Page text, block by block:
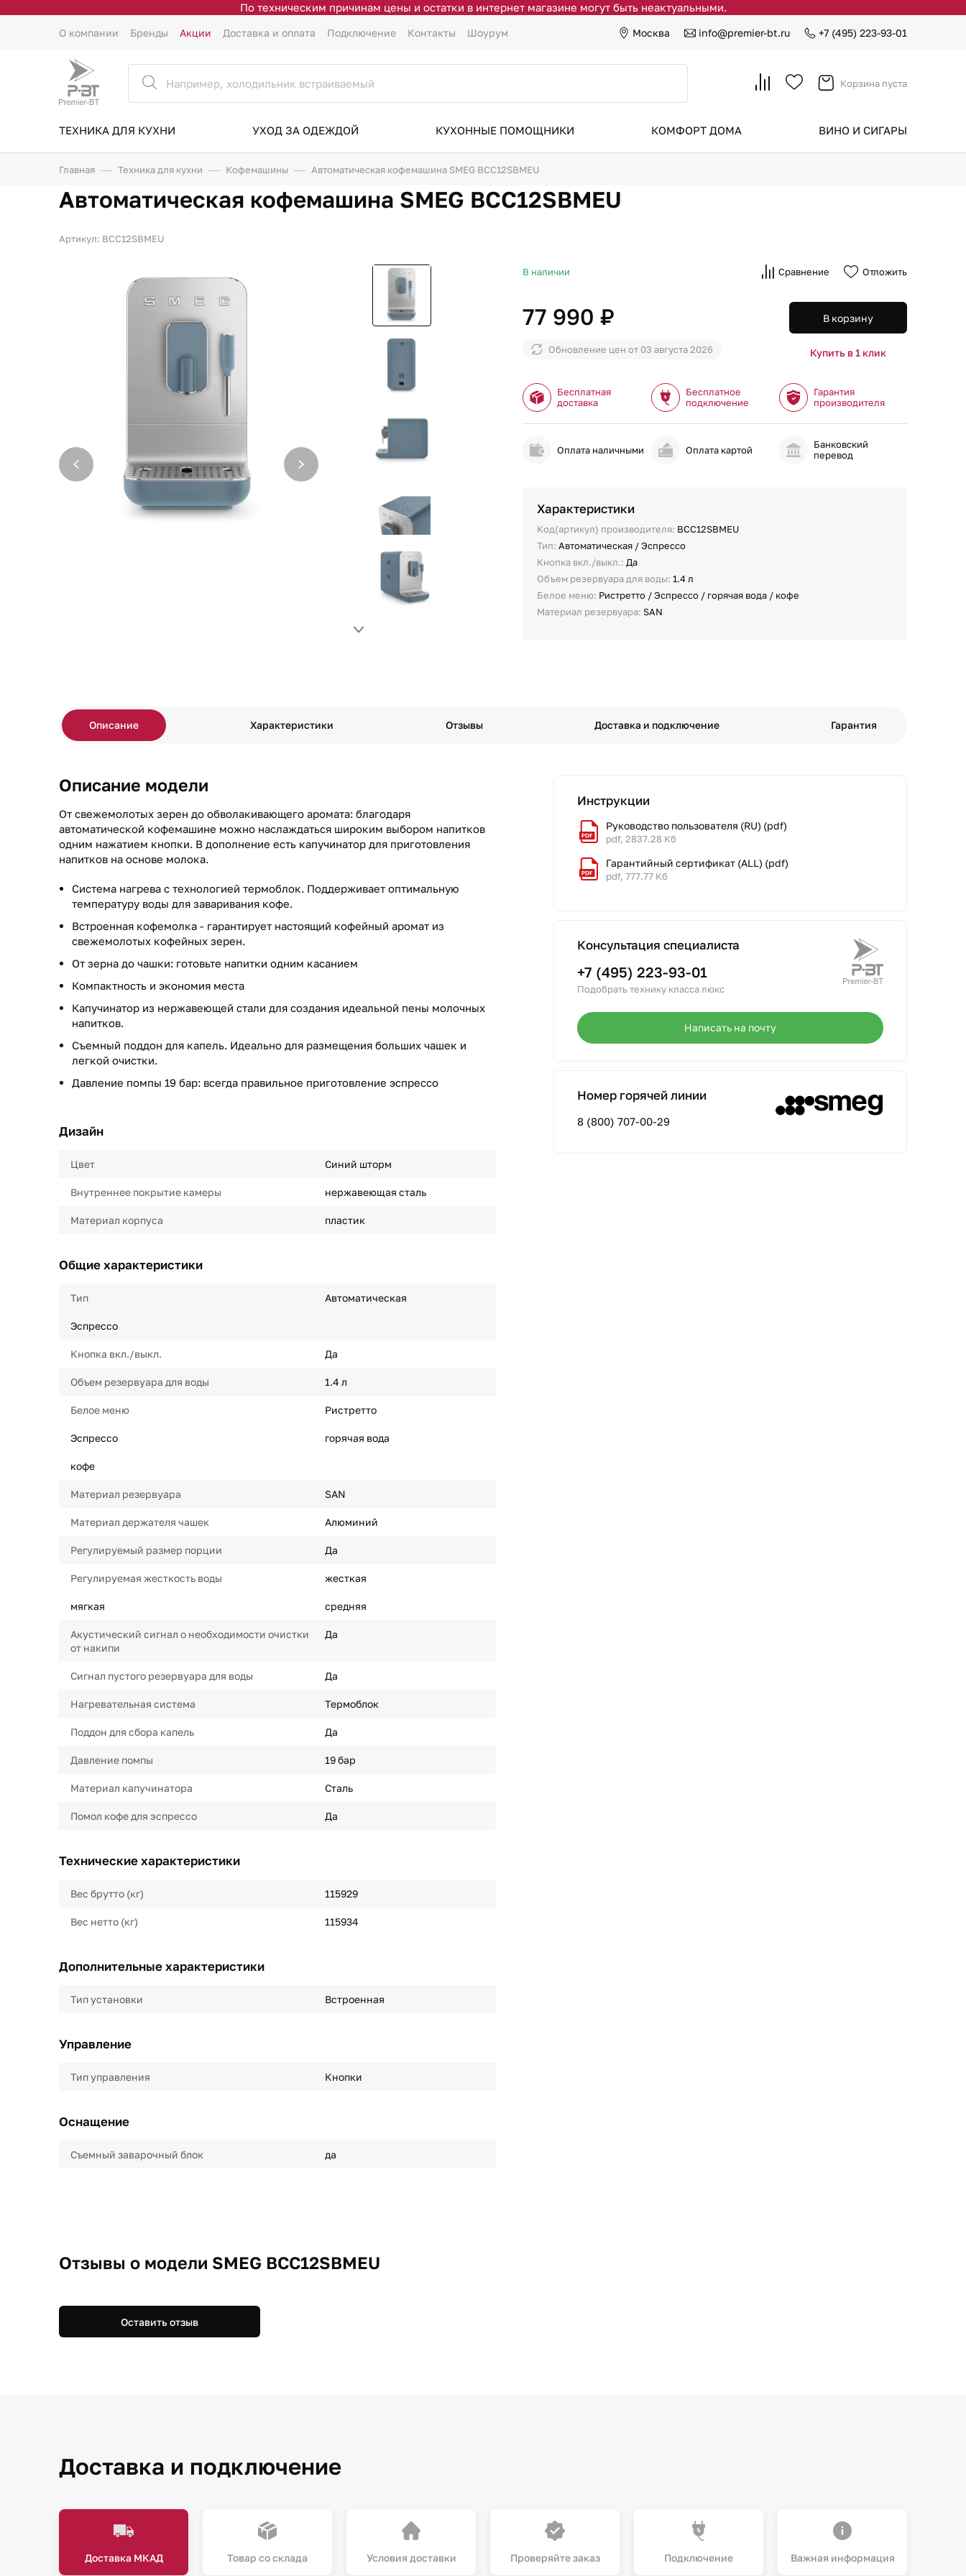
По техническим причинам цены и остатки в интернет магазине могут быть неактуальными.
О компании Бренды Акции Доставка и оплата Подключение Контакты Шоурум Москва info@premier-bt.ru +7 (495) 223-93-01
Корзина пуста
ТЕХНИКА ДЛЯ КУХНИ УХОД ЗА ОДЕЖДОЙ КУХОННЫЕ ПОМОЩНИКИ КОМФОРТ ДОМА ВИНО И СИГАРЫ
Главная Техника для кухни Кофемашины Автоматическая кофемашина SMEG BCC12SBMEU
Автоматическая кофемашина SMEG BCC12SBMEU
Артикул: BCC12SBMEU
В наличии Сравнение Отложить
77 990 ₽
Обновление цен от 03 августа 2026
В корзину
Купить в 1 клик
Бесплатная
доставка
Бесплатное
подключение
Гарантия
производителя
Оплата наличными Оплата картой
Банковский
перевод
Характеристики
Код(артикул) производителя: BCC12SBMEU
Тип:Автоматическая / Эспрессо
Кнопка вкл./выкл.: Да
Объем резервуара для воды:1.4 л
Белое меню: Ристретто / Эспрессо / горячая вода / кофе
Материал резервуара: SAN
Описание Характеристики Отзывы Доставка и подключение Гарантия
Описание модели
От свежемолотых зерен до обволакивающего аромата: благодаря
автоматической кофемашине можно наслаждаться широким выбором напитков
одним нажатием кнопки. В дополнение есть капучинатор для приготовления
напитков на основе молока.
Система нагрева с технологией термоблок. Поддерживает оптимальную
температуру воды для заваривания кофе.
Встроенная кофемолка - гарантирует настоящий кофейный аромат из
свежемолотых кофейных зерен.
От зерна до чашки: готовьте напитки одним касанием
Компактность и экономия места
Капучинатор из нержавеющей стали для создания идеальной пены молочных
напитков.
Съемный поддон для капель. Идеально для размещения больших чашек и
легкой очистки.
Давление помпы 19 бар: всегда правильное приготовление эспрессо
Дизайн
Цвет Синий шторм
Внутреннее покрытие камеры нержавеющая сталь
Материал корпуса пластик
Общие характеристики
Тип Автоматическая
Эспрессо
Кнопка вкл./выкл. Да
Объем резервуара для воды 1.4 л
Белое меню Ристретто
Эспрессо горячая вода
кофе
Материал резервуара SAN
Материал держателя чашек Алюминий
Регулируемый размер порции Да
Регулируемая жесткость воды жесткая
мягкая средняя
Акустический сигнал о необходимости очистки
от накипи
Да
Сигнал пустого резервуара для воды Да
Нагревательная система Термоблок
Поддон для сбора капель Да
Давление помпы 19 бар
Материал капучинатора Сталь
Помол кофе для эспрессо Да
Технические характеристики
Вес брутто (кг) 115929
Вес нетто (кг) 115934
Дополнительные характеристики
Тип установки Встроенная
Управление
Тип управления Кнопки
Оснащение
Съемный заварочный блок да
Инструкции
Руководство пользователя (RU) (pdf)
pdf, 2837.28 Кб
Гарантийный сертификат (ALL) (pdf)
pdf, 777.77 Кб
Консультация специалиста
+7 (495) 223-93-01
Подобрать технику класса люкс
Написать на почту
Номер горячей линии
8 (800) 707-00-29
Отзывы о модели SMEG BCC12SBMEU
Оставить отзыв
Доставка и подключение
Доставка МКАД Товар со склада Условия доставки Проверяйте заказ Подключение Важная информация